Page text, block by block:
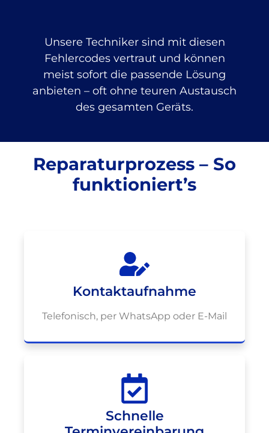
Unsere Techniker sind mit diesen
Fehlercodes vertraut und können
meist sofort die passende Lösung
anbieten – oft ohne teuren Austausch
des gesamten Geräts.
Reparaturprozess – So
funktioniert’s
Kontaktaufnahme
Telefonisch, per WhatsApp oder E-Mail
Schnelle